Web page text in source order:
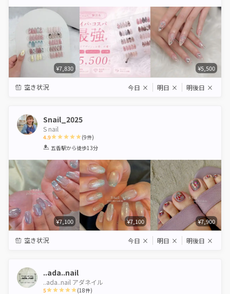
¥7,830 ¥5,500
空き状況 今日 × 明日 × 明後日 ×
Snail_2025
S nail
4.9
1 2 3 4 5
(9件)
五香駅から徒歩13分
¥7,100 ¥7,100 ¥7,900
空き状況 今日 × 明日 × 明後日 ×
..ada..nail
..ada..nail アダネイル
5 (18件)